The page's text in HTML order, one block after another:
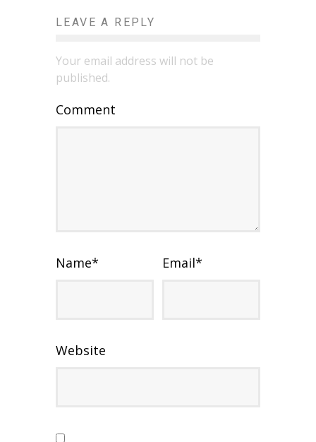
LEAVE A REPLY
Your email address will not be
published.
Comment
Name* Email*
Website